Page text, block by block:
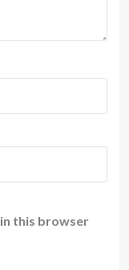
this browser